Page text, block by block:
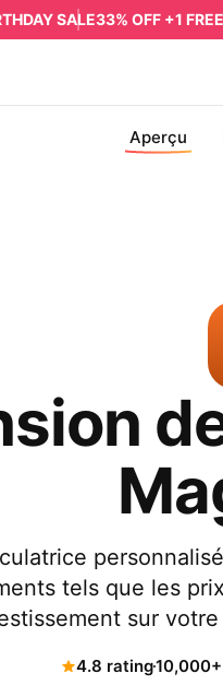
SALE33% OFF +1
Aperçu
tels que les
sur
4.8 rating